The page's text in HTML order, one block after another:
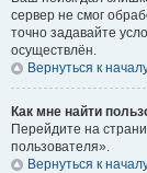
сервер не смог
точно задавайте
осуществлён.
Вернуться к
Как мне найти
Перейдите на
пользователя».
Вернуться к